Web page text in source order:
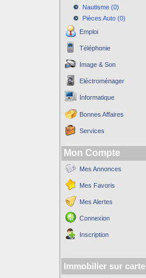
Nautisme (0)
Pièces Auto (0)
Emploi
Téléphonie
Image & Son
Eléctroménager
Informatique
Bonnes Affaires
Services
Mon Compte
Mes Annonces
Mes Favoris
Mes Alertes
Connexion
Inscription
Immobilier sur carte